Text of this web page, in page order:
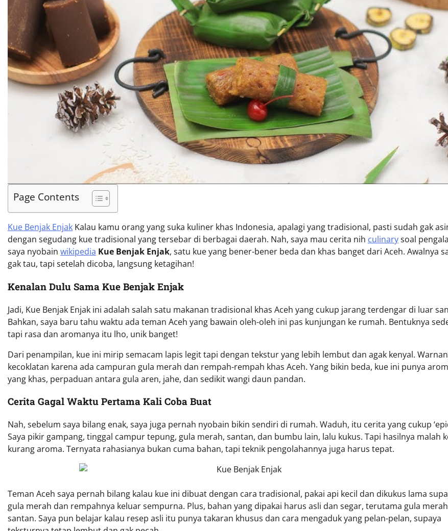
Page Contents
Kue Benjak Enjak Kalau kamu orang yang suka kuliner khas Indonesia, apalagi yang tradisional, pasti sudah gak
dengan segudang kue tradisional yang tersebar di berbagai daerah. Nah, saya mau cerita nih culinarysoal
saya nyobain wikipedia Kue Benjak Enjak, satu kue yang bener-bener beda dan khas banget dari Aceh. Awalnya
gak tau, tapi setelah dicoba, langsung ketagihan!
Kenalan Dulu Sama Kue Benjak Enjak
Jadi, Kue Benjak Enjak ini adalah salah satu makanan tradisional khas Aceh yang cukup jarang terdengar di luar
Bahkan, saya baru tahu waktu ada teman Aceh yang bawain oleh-oleh ini pas kunjungan ke rumah. Bentuknya
tapi rasa dan aromanya itu lho, unik banget!
Dari penampilan, kue ini mirip semacam lapis legit tapi dengan tekstur yang lebih lembut dan agak kenyal.
kecoklatan karena ada campuran gula merah dan rempah-rempah khas Aceh. Yang bikin beda, kue ini punya
yang khas, perpaduan antara gula aren, jahe, dan sedikit wangi daun pandan.
Cerita Gagal Waktu Pertama Kali Coba Buat
Nah, sebelum saya bilang enak, saya juga pernah nyobain bikin sendiri di rumah. Waduh, itu cerita yang cukup
Saya pikir gampang, tinggal campur tepung, gula merah, santan, dan bumbu lain, lalu kukus. Tapi hasilnya malah
kurang aroma. Ternyata rahasianya bukan cuma bahan, tapi teknik pengolahannya juga harus tepat.
Teman Aceh saya pernah bilang kalau kue ini dibuat dengan cara tradisional, pakai api kecil dan dikukus lama
gula merah dan rempahnya keluar sempurna. Plus, bahan yang dipakai harus asli dan segar, terutama gula
santan. Saya pun belajar kalau resep asli itu punya takaran khusus dan cara mengaduk yang pelan-pelan, supaya